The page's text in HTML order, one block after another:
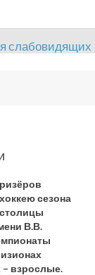
слабовидящих
сезона
В.В.
– взрослые.